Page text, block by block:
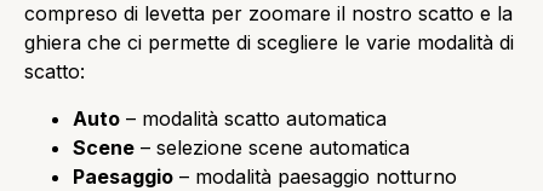
compreso di levetta per zoomare il nostro scatto e la
ghiera che ci permette di scegliere le varie modalità di
scatto:
Auto – modalità scatto automatica
Scene – selezione scene automatica
Paesaggio – modalità paesaggio notturno